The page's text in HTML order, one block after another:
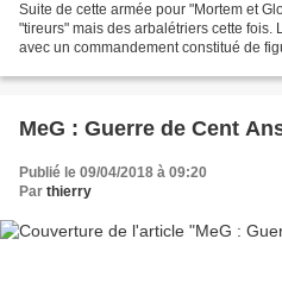
Suite de cette armée pour "Mortem et
"tireurs" mais des arbalétriers cette fois.
avec un commandement constitué de
MeG : Guerre de Cent
Publié le 09/04/2018 à 09:20
Par thierry